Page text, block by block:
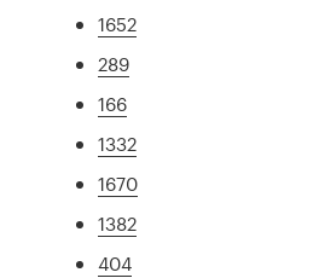
1652
289
166
1332
1670
1382
404